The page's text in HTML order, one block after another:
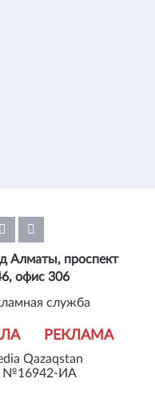
Qazaqstan
№16942-ИА
РЕКЛАМА
Алматы, проспект
офис 306
служба